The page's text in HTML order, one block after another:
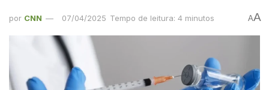
por CNN 07/04/2025 Tempo de leitura: 4 minutos AA